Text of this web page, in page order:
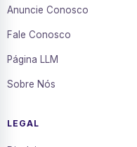
Anuncie Conosco
Fale Conosco
Página LLM
Sobre Nós
LEGAL